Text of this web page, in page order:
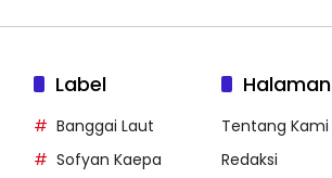
Label
Banggai Laut
Sofyan Kaepa
Halaman
Tentang Kami
Redaksi